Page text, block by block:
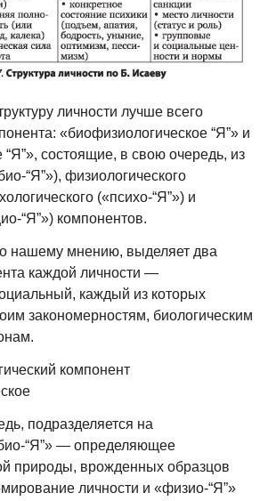
личности лучше всего
«биофизиологическое “Я”» и
“Я”», состоящие, в свою очередь, из
“Я”»), физиологического
(«психо-“Я”») и
“Я”») компонентов.
нашему мнению, выделяет два
каждой личности —
каждый из которых
закономерностям, биологическим
компонент
подразделяется на
“Я”» — определяющее
природы, врожденных образцов
личности и «физио-“Я”»